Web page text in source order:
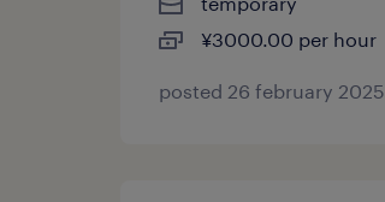
¥3000.00 per hour
posted 26 february 2025